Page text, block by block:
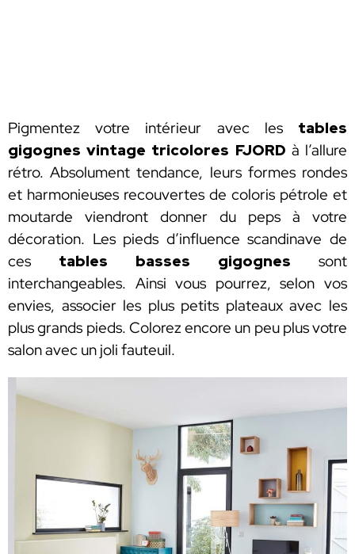
Pigmentez votre intérieur avec les tables
gigognes vintage tricolores FJORD à l’allure
rétro. Absolument tendance, leurs formes rondes
et harmonieuses recouvertes de coloris pétrole et
moutarde viendront donner du peps à votre
décoration. Les pieds d’influence scandinave de
ces tables basses gigognes sont
interchangeables. Ainsi vous pourrez, selon vos
envies, associer les plus petits plateaux avec les
plus grands pieds. Colorez encore un peu plus votre
salon avec un joli fauteuil.